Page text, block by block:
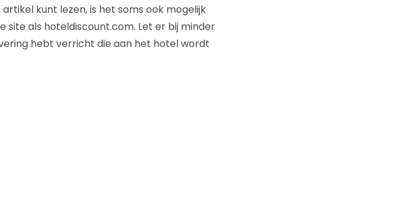
kunt lezen, is het soms ook mogelijk
als hoteldiscount.com. Let er bij minder
hebt verricht die aan het hotel wordt